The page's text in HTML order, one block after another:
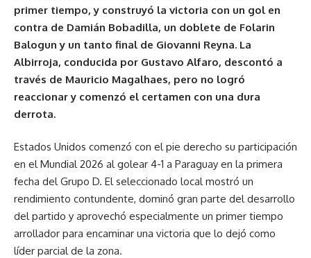
primer tiempo, y construyó la victoria con un gol en
contra de Damián Bobadilla, un doblete de Folarin
Balogun y un tanto final de Giovanni Reyna. La
Albirroja, conducida por Gustavo Alfaro, descontó a
través de Mauricio Magalhaes, pero no logró
reaccionar y comenzó el certamen con una dura
derrota.
Estados Unidos comenzó con el pie derecho su participación
en el Mundial 2026 al golear 4-1 a Paraguay en la primera
fecha del Grupo D. El seleccionado local mostró un
rendimiento contundente, dominó gran parte del desarrollo
del partido y aprovechó especialmente un primer tiempo
arrollador para encaminar una victoria que lo dejó como
líder parcial de la zona.